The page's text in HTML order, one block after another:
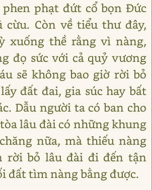
phen phạt đứt cổ bọn Đức
cừu. Còn về tiểu thư đây,
xuống thề rằng vì nàng,
đọ sức với cả quỷ vương
sẽ không bao giờ rời bỏ
đất đai, gia súc hay bất
Dẫu người ta có ban cho
lâu đài có những khung
nữa, mà thiếu nàng
rời bỏ lâu đài đi đến tận
đất tìm nàng bằng được.